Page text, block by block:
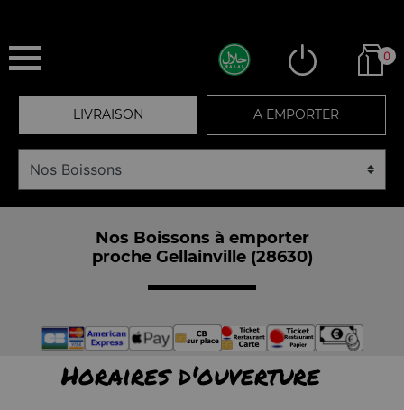
0
LIVRAISON A EMPORTER
Nos Boissons à emporter
proche Gellainville (28630)
Horaires d'ouverture